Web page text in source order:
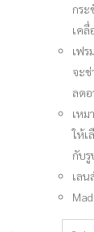
กระ
เคลื่
เฟ
จะ
ลดอ
เห
ให้เ
กับรู
เลน